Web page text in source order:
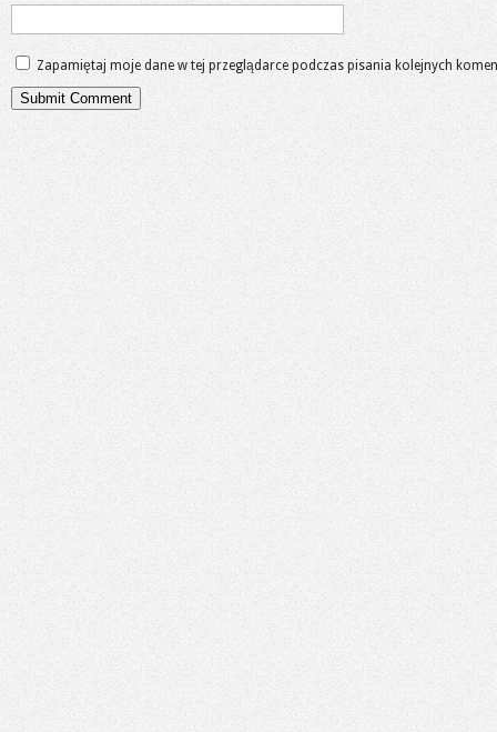
Zapamiętaj moje dane w tej przeglądarce podczas pisania kolejnych